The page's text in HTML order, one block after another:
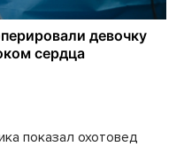
показал охотовед